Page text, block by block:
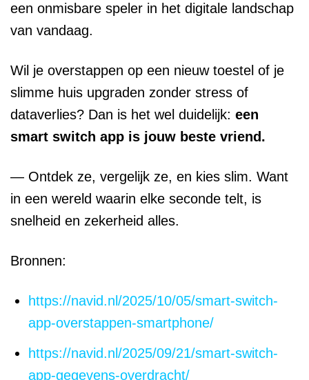
een onmisbare speler in het digitale landschap
van vandaag.
Wil je overstappen op een nieuw toestel of je
slimme huis upgraden zonder stress of
dataverlies? Dan is het wel duidelijk: een
smart switch app is jouw beste vriend.
— Ontdek ze, vergelijk ze, en kies slim. Want
in een wereld waarin elke seconde telt, is
snelheid en zekerheid alles.
Bronnen:
https://navid.nl/2025/10/05/smart-switch-
app-overstappen-smartphone/
https://navid.nl/2025/09/21/smart-switch-
app-gegevens-overdracht/